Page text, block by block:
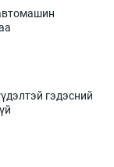
гэдэсний